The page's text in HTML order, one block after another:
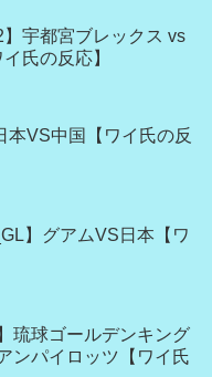
】宇都宮ブレックス vs
氏の反応】
本VS中国【ワイ氏の反
】グアムVS日本【ワ
琉球ゴールデンキング
ンパイロッツ【ワイ氏